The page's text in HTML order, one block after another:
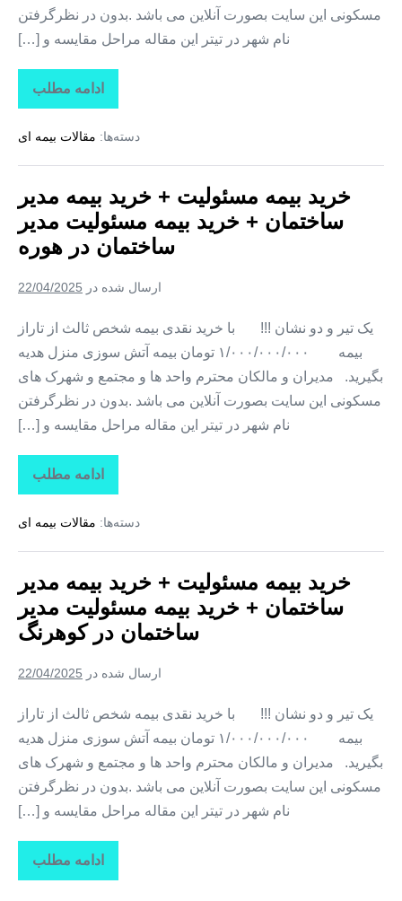
مسکونی این سایت بصورت آنلاین می باشد .بدون در نظرگرفتن
نام شهر در تیتر این مقاله مراحل مقایسه و […]
ادامه مطلب
خرید
بیمه
+
بیمه
ساختمان
خرید
مسئولیت
ساختمان
در
دسته‌ها: مقالات بیمه ای
خرید بیمه مسئولیت + خرید بیمه مدیر
ساختمان + خرید بیمه مسئولیت مدیر
ساختمان در هوره
ارسال شده در 22/04/2025
یک تیر و دو نشان !!! با خرید نقدی بیمه شخص ثالث از تاراز
بیمه ۱/۰۰۰/۰۰۰/۰۰۰ تومان بیمه آتش سوزی منزل هدیه
بگیرید. مدیران و مالکان محترم واحد ها و مجتمع و شهرک های
مسکونی این سایت بصورت آنلاین می باشد .بدون در نظرگرفتن
نام شهر در تیتر این مقاله مراحل مقایسه و […]
ادامه مطلب
خرید
بیمه
+
بیمه
ساختمان
خرید
مسئولیت
ساختمان
در
دسته‌ها: مقالات بیمه ای
خرید بیمه مسئولیت + خرید بیمه مدیر
ساختمان + خرید بیمه مسئولیت مدیر
ساختمان در کوهرنگ
ارسال شده در 22/04/2025
یک تیر و دو نشان !!! با خرید نقدی بیمه شخص ثالث از تاراز
بیمه ۱/۰۰۰/۰۰۰/۰۰۰ تومان بیمه آتش سوزی منزل هدیه
بگیرید. مدیران و مالکان محترم واحد ها و مجتمع و شهرک های
مسکونی این سایت بصورت آنلاین می باشد .بدون در نظرگرفتن
نام شهر در تیتر این مقاله مراحل مقایسه و […]
ادامه مطلب
خرید
بیمه